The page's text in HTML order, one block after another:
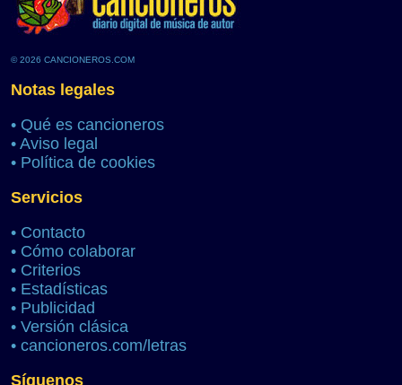
© 2026 CANCIONEROS.COM
Notas legales
• Qué es cancioneros
• Aviso legal
• Política de cookies
Servicios
• Contacto
• Cómo colaborar
• Criterios
• Estadísticas
• Publicidad
• Versión clásica
• cancioneros.com/letras
Síguenos